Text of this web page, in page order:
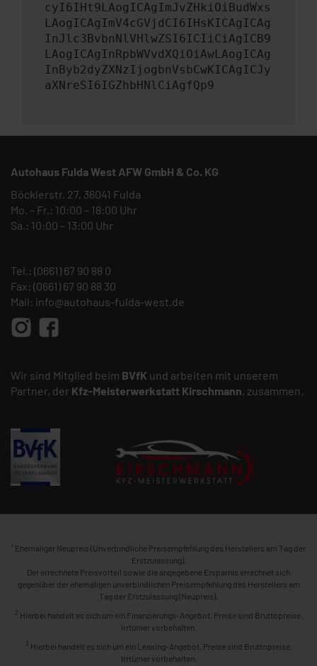
cyI6IHt9LAogICAgImJvZHkiOiBudWxs
LAogICAgImV4cGVjdCI6IHsKICAgICAg
InJlc3BvbnNlVHlwZSI6ICIiCiAgICB9
LAogICAgInRpbWVvdXQiOiAwLAogICAg
InByb2dyZXNzIjogbnVsbCwKICAgICJy
aXNreSI6IGZhbHNlCiAgfQp9
Autohaus Fulda West AFW GmbH & Co. KG
Böcklerstr. 27, 36041 Fulda
Mo. – Fr.: 10:00 – 18:00 Uhr
Sa.: 10:00 – 13:00 Uhr
Tel.: (0661) 67 90 88 0
Fax: (0661) 67 90 88 30
Mail: info@autohaus-fulda-west.de
Wir sind Mitglied beim BVfK und arbeiten mit unserem
Partner, der Kfz-Meisterwerkstatt Kirschmann, zusammen.
1 Ehemaliger Neupreis (Unverbindliche Preisempfehlung des Herstellers am Tag der
Erstzulassung).
Der errechnete Preisvorteil sowie die angegebene Ersparnis errechnet sich
gegenüber der ehemaligen unverbindlichen Preisempfehlung des Herstellers am
Tag der Erstzulassung (Neupreis).
2 Hierbei handelt es sich um ein Finanzierungs-Angebot. Preise sind Bruttopreise.
Irrtümer vorbehalten.
3 Hierbei handelt es sich um ein Leasing-Angebot. Preise sind Bruttopreise.
Irrtümer vorbehalten.